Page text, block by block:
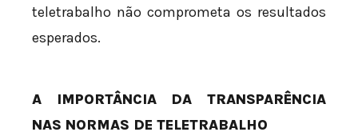
teletrabalho não comprometa os resultados
esperados.
A IMPORTÂNCIA DA TRANSPARÊNCIA
NAS NORMAS DE TELETRABALHO